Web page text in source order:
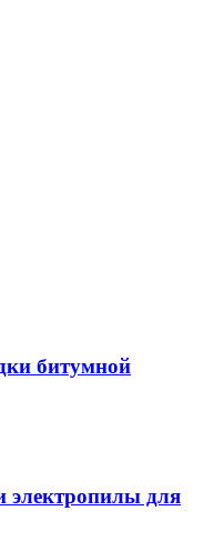
битумной
электропилы для